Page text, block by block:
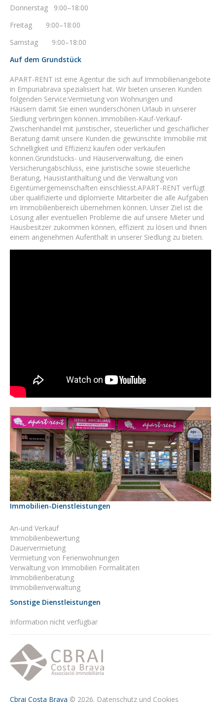
Donnerstag 9:00–18:00
Freitag 9:00–18:00
Samstag 9:00–18:00
Auf dem Grundstück
APART-RENT ist eine Agentur die sich auf Immobilienangebote
in Empuriabrava spezialisiert hat. Wir bieten unseren Kunden
folgenden Service:Vermietung von Wohnungen und
Häusern damit Sie einen wunderschönen Urlaub in unserer
Siedlung verbringen können..Immobilien-Kauf-Verkauf-
Zwischenhandel mit juristischer, steuerlicher und geschäflicher
Beratung damit unsere Kunden die gewünschte Immobilie mit
Schnelligkeit und Effizienz kaufen oder verkaufen
können.Grundstücks- und Häuserverwaltung, die einen
Versicherungabschluss, eine juristische sowie steuerliche
Beratung, Hausistanthaltung und die Verwaltung von
Eigentümergemeinschaften einschliesst.APART-RENT verfügt
über qualifizierte und diplomierte Mitarbeiter die alle Aufgaben
im Immobilienbereich übernehmen können. Unser Ziel ist die
Lösung aller eventuellen Probleme die auf unsere Mieter und
Hausbesitzer zukommen können, effizient zu lösen und Ihnen
einem angenehmen Aufenthalt in unserer Siedlung zu bieten.
Immobilien-Dienstleistungen
An-und Verkauf
Immobilienbewertung
Dauervermietung
Vermietung von Ferienwohnungen
Verwaltung von Immobilien Formalitäten
Immobilienberatung
Immobilienverwaltung
Sonstige Dienstleistungen
Information nicht verfügbar
Cbrai Costa Brava © 2026. Datenschutz und Cookies